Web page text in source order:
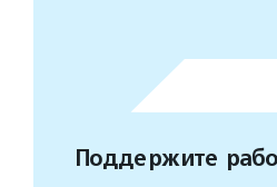
Поддержите